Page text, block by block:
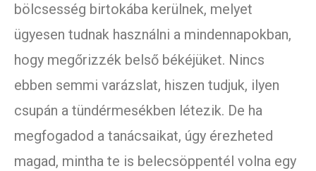
bölcsesség birtokába kerülnek, melyet
ügyesen tudnak használni a mindennapokban,
hogy megőrizzék belső békéjüket. Nincs
ebben semmi varázslat, hiszen tudjuk, ilyen
csupán a tündérmesékben létezik. De ha
megfogadod a tanácsaikat, úgy érezheted
magad, mintha te is belecsöppentél volna egy